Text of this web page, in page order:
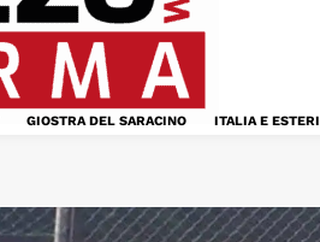
GIOSTRA DEL SARACINO ITALIA E ESTERI